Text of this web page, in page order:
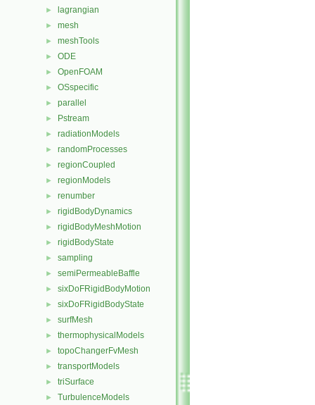
► lagrangian
► mesh
► meshTools
► ODE
► OpenFOAM
► OSspecific
► parallel
► Pstream
► radiationModels
► randomProcesses
► regionCoupled
► regionModels
► renumber
► rigidBodyDynamics
► rigidBodyMeshMotion
► rigidBodyState
► sampling
► semiPermeableBaffle
► sixDoFRigidBodyMotion
► sixDoFRigidBodyState
► surfMesh
► thermophysicalModels
► topoChangerFvMesh
► transportModels
► triSurface
► TurbulenceModels